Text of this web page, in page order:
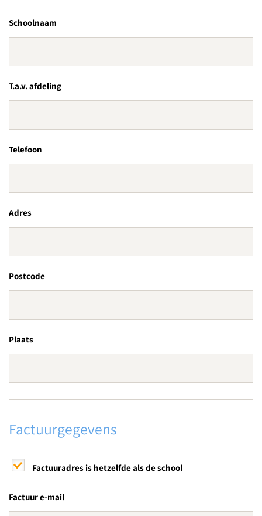
Schoolnaam
T.a.v. afdeling
Telefoon
Adres
Postcode
Plaats
Factuurgegevens
Factuuradres is hetzelfde als de school
Factuur e-mail